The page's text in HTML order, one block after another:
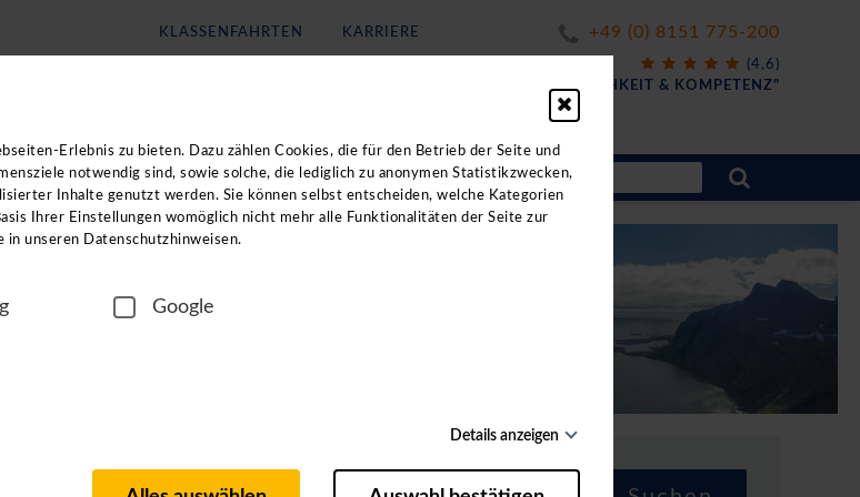
KLASSENFAHRTEN KARRIERE +49 (0) 8151 775-200
(4,6)
"FREUNDLICHKEIT & KOMPETENZ"
X
Erlebnis zu bieten. Dazu zählen Cookies, die für den Betrieb der Seite und
notwendig sind, sowie solche, die lediglich zu anonymen Statistikzwecken,
Inhalte genutzt werden. Sie können selbst entscheiden, welche Kategorien
Ihrer Einstellungen womöglich nicht mehr alle Funktionalitäten der Seite zur
unseren Datenschutzhinweisen.
Google
Details anzeigen